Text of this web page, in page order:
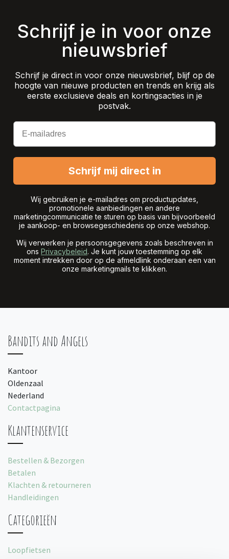
Schrijf je in voor onze
nieuwsbrief
Schrijf je direct in voor onze nieuwsbrief, blijf op de
hoogte van nieuwe producten en trends en krijg als
eerste exclusieve deals en kortingsacties in je
postvak.
Email
Schrijf mij direct in
Wij gebruiken je e-mailadres om productupdates,
promotionele aanbiedingen en andere
marketingcommunicatie te sturen op basis van bijvoorbeeld
je aankoop- en browsegeschiedenis op onze webshop.
Wij verwerken je persoonsgegevens zoals beschreven in
ons Privacybeleid. Je kunt jouw toestemming op elk
moment intrekken door op de afmeldlink onderaan een van
onze marketingmails te klikken.
Bandits and Angels
Kantoor
Oldenzaal
Nederland
Contactpagina
Klantenservice
Bestellen & Bezorgen
Betalen
Klachten & retourneren
Handleidingen
Categorieën
Loopfietsen